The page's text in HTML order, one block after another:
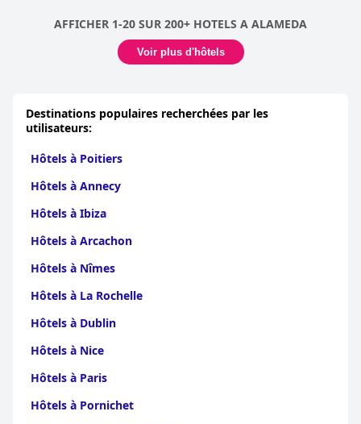
AFFICHER 1-20 SUR 200+ HOTELS A ALAMEDA
Voir plus d'hôtels
Destinations populaires recherchées par les
utilisateurs:
Hôtels à Poitiers
Hôtels à Annecy
Hôtels à Ibiza
Hôtels à Arcachon
Hôtels à Nîmes
Hôtels à La Rochelle
Hôtels à Dublin
Hôtels à Nice
Hôtels à Paris
Hôtels à Pornichet